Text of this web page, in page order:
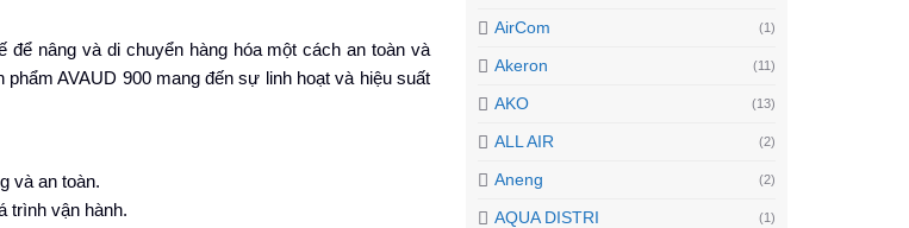
AirCom (1)
Akeron (11)
AKO (13)
ALL AIR (2)
Aneng (2)
AQUA DISTRI (1)
nâng và di chuyển hàng hóa một cách an toàn và
phẩm AVAUD 900 mang đến sự linh hoạt và hiệu suất
và an toàn.
trình vận hành.